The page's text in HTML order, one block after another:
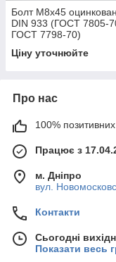
Болт М8х45
DIN 933 (ГОСТ 7805-
ГОСТ 7798-70)
Ціну уточнюйте
Про нас
100% позитивних
Працює з
м. Дніпро
вул.
Контакти
Сьогодні
Показати весь